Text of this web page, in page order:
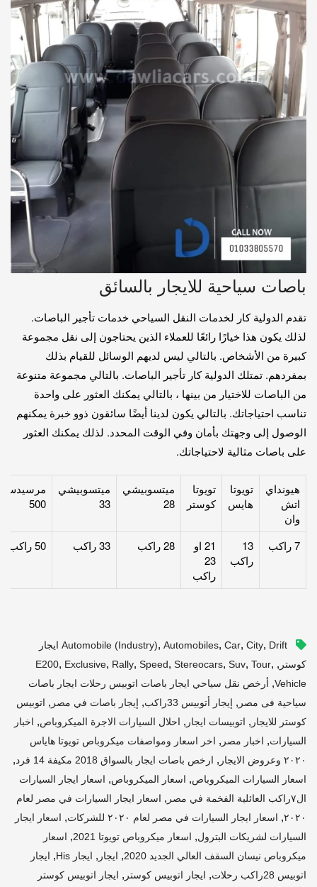
باصات سياحية للايجار بالسائق
تقدم الدولية كار لخدمات النقل السياحي خدمات تأجير الباصات.
لذلك يكون هذا خيارًا رائعًا للعملاء الذين يحتاجون إلى نقل مجموعة
كبيرة من الأشخاص. بالتالي ليس لديهم الوسائل للقيام بذلك
بمفردهم. تمتلك الدولية كار تأجير الباصات. بالتالي مجموعة متنوعة
من الباصات للاختيار من بينها ، بالتالي يمكنك العثور على واحدة
تناسب احتياجاتك. بالتالي يكون لدينا أيضًا سائقون ذوو خبرة يمكنهم
الوصول إلى وجهتك بأمان وفي الوقت المحدد. لذلك يمكنك العثور
على باصات مثالية لاحتياجاتك.
هيونداي
اتش
وان
تويوتا
هايس
تويوتا
كوستر
ميتسوبيشي
28
ميتسوبيشي
33
مرسيدس
500
7 راكب
13
راكب
21 او
23
راكب
28 راكب 33 راكب 50 راكب
Automobile (industry), Automobiles, Car, City,
Drift ايجار
كوستر ,
E200, Exclusive, Rally, Speed, Stereocars, Suv, Tour,
Vehicle
, أرخص نقل سياحي ايجار باصات اتوبيس رحلات ايجار باصات
سياحية فى مصر , إيجار أتوبيس 33راكب , إيجار باصات في مصر , اتوبيس
كوستر للايجار , اتوبيسات ايجار , احلال السيارات الاجرة الميكروباص, اخبار
السيارات, اخبار مصر , اخر اسعار ومواصفات ميكروباص تويوتا هاياس
٢٠٢٠ وعروض الايجار
, ارخص باصات ايجار بالسواق 2018 مكيفة 14 فرد ,
اسعار السيارات الميكروباص, اسعار الميكروباص, اسعار ايجار السيارات
ال٧راكب العائلية الفخمة في مصر
, اسعار ايجار السيارات في مصر لعام
٢٠٢٠, اسعار ايجار السيارات في مصر لعام ٢٠٢٠ للشركات , اسعار ايجار
السيارات لشريكات البترول, اسعار ميكروباص تويوتا 2021 , اسعار
ميكروباص نيسان السقف العالي الجديد 2020
, ايجار , ايجار His , ايجار
اتوبيس 28راكب رحلات
, ايجار اتوبيس كوستر , ايجار اتوبيس كوستر